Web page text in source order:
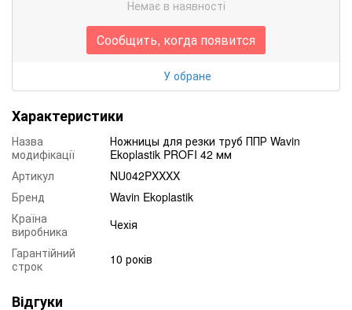
Немає в наявності
Сообщить, когда появится
У обране
Характеристики
Назва
модифікації
Ножницы для резки труб ППР Wavin
Ekoplastik PROFI 42 мм
Артикул
NU042PXXXX
Бренд
Wavin Ekoplastik
Країна
виробника
Чехія
Гарантійний
строк
10 років
Відгуки